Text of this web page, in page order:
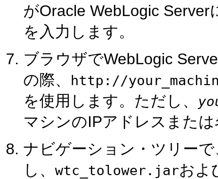
がOracle WebLogic
を入力します。
ブラウザでWebLogic
の際、
http://
を使用します。ただし、
マシンのIPアドレスまた
ナビゲーション・ツリーで
し、 wtc_tolower.jarおよ